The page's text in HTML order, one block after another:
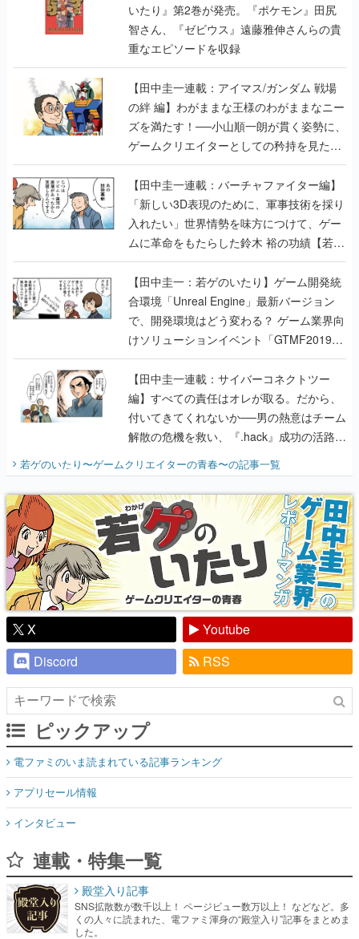
いたり』第2巻が発売。『ポケモン』田尻
智さん、『ゼビウス』遠藤雅伸さんらの貴
重なエピソードを収録
【田中圭一連載：アイマス/ガンダム 戦場
の絆 編】わがままな王様のわがままなニー
ズを満たす！──小山順一朗が貫く姿勢に、
ゲームクリエイターとしての矜持を見た
【若ゲのいたり最終回】
【田中圭一連載：バーチャファイター編】
「新しい3D表現のために、軍事技術を採り
入れたい」世界情勢を味方につけて、ゲー
ムに革命をもたらした鈴木 裕の功績【若ゲ
のいたり】
【田中圭一：若ゲのいたり】ゲーム開発統
合環境「Unreal Engine」最新バージョン
で、開発環境はどう変わる？ ゲーム業界向
けソリューションイベント「GTMF2019」
に行って、より理解を深めよう【PR】
【田中圭一連載：サイバーコネクトツー
編】すべての責任はオレが取る。だから、
付いてきてくれないか──男の熱意はチーム
解散の危機を救い、『.hack』成功の活路を
『少年ジャンプ』色だった【若ゲのいた
り】
若ゲのいたり〜ゲームクリエイターの青春〜の記事一覧
X
Youtube
Discord
RSS
ピックアップ
電ファミのいま読まれている記事ランキング
アプリセール情報
インタビュー
連載・特集一覧
殿堂入り記事
SNS拡散数が数千以上！ ページビュー数万以上！ などなど。多
くの人々に読まれた、電ファミ渾身の“殿堂入り”記事をまとめま
した。